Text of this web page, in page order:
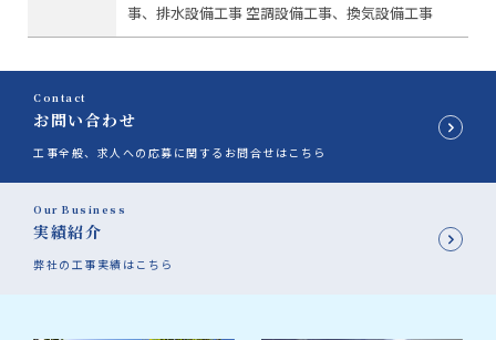
事、排水設備工事 空調設備工事、換気設備工事
Contact
お問い合わせ
工事全般、求人への応募に関するお問合せはこちら
Our Business
実績紹介
弊社の工事実績はこちら